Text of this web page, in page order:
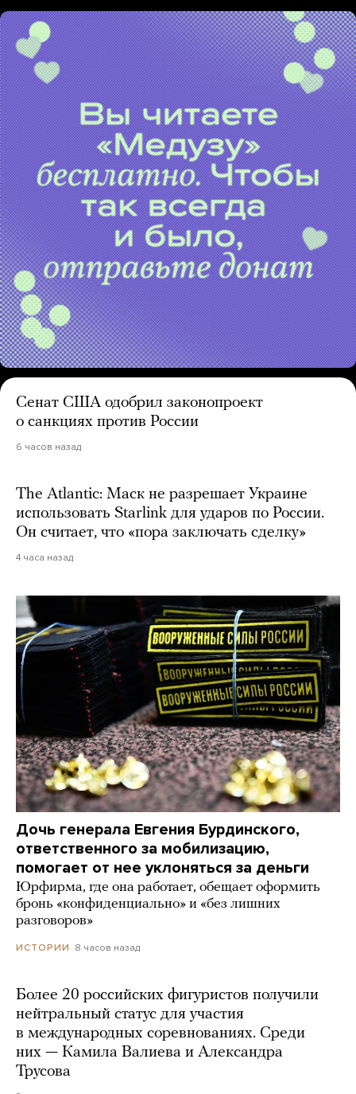
Сенат США одобрил законопроект
о санкциях против России
6 часов назад
The Atlantic: Маск не разрешает Украине
использовать Starlink для ударов по России.
Он считает, что «пора заключать сделку»
4 часа назад
Дочь генерала Евгения Бурдинского,
ответственного за мобилизацию,
помогает от нее уклоняться за деньги
Юрфирма, где она работает, обещает оформить
бронь «конфиденциально» и «без лишних
разговоров»
ИСТОРИИ 8 часов назад
Более 20 российских фигуристов получили
нейтральный статус для участия
в международных соревнованиях. Среди
них — Камила Валиева и Александра
Трусова